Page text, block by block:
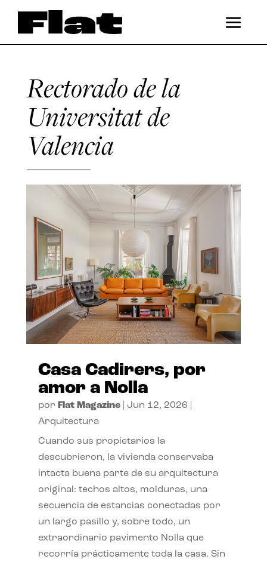
Rectorado de la
Universitat de
Valencia
Casa Cadirers, por
amor a Nolla
por Flat Magazine| Jun 12, 2026
Arquitectura
Cuando sus propietarios la
descubrieron, la vivienda conservaba
intacta buena parte de su arquitectura
original: techos altos, molduras, una
secuencia de estancias conectadas por
un largo pasillo y, sobre todo, un
extraordinario pavimento Nolla que
recorría prácticamente toda la casa. Sin